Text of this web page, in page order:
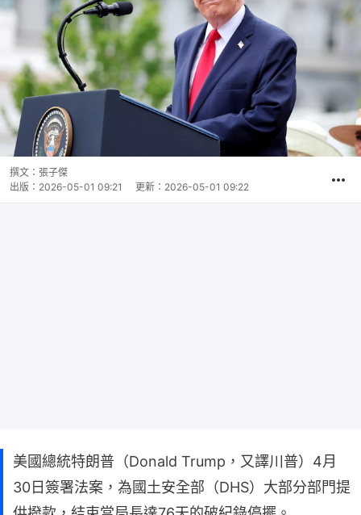
撰文： 張子傑
出版： 2026-05-01 09:21 更新： 2026-05-01 09:22
美國總統特朗普（Donald Trump，又譯川普）4月
30日簽署法案，為國土安全部（DHS）大部分部門提